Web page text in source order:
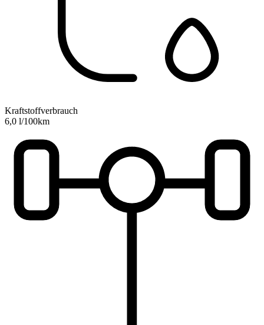
Kraftstoffverbrauch
6,0 l/100km